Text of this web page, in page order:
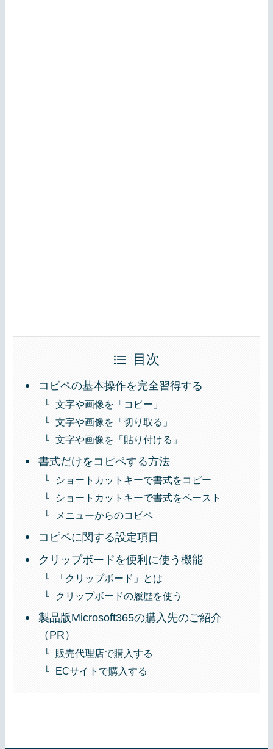
目次
コピペの基本操作を完全習得する
文字や画像を「コピー」
文字や画像を「切り取る」
文字や画像を「貼り付ける」
書式だけをコピペする方法
ショートカットキーで書式をコピー
ショートカットキーで書式をペースト
メニューからのコピペ
コピペに関する設定項目
クリップボードを便利に使う機能
「クリップボード」とは
クリップボードの履歴を使う
製品版Microsoft365の購入先のご紹介
（PR）
販売代理店で購入する
ECサイトで購入する